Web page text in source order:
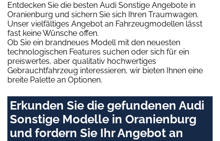
Entdecken Sie die besten Audi Sonstige Angebote in
Oranienburg und sichern Sie sich Ihren Traumwagen.
Unser vielfältiges Angebot an Fahrzeugmodellen lässt
fast keine Wünsche offen.
Ob Sie ein brandneues Modell mit den neuesten
technologischen Features suchen oder sich für ein
preiswertes, aber qualitativ hochwertiges
Gebrauchtfahrzeug interessieren, wir bieten Ihnen eine
breite Palette an Optionen.
Erkunden Sie die gefundenen Audi
Sonstige Modelle in Oranienburg
und fordern Sie Ihr Angebot an